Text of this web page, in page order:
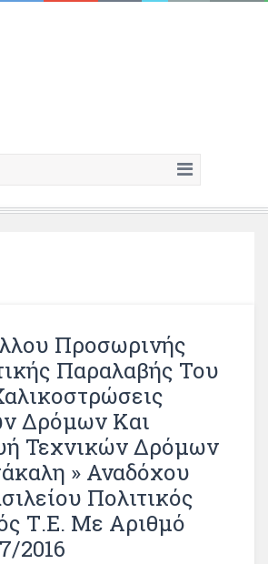
Προσωρινής
Παραλαβής Του
Δρόμων Και
Τεχνικών Δρόμων
» Αναδόχου
Πολιτικός
Τ.Ε. Με Αριθμό
2016